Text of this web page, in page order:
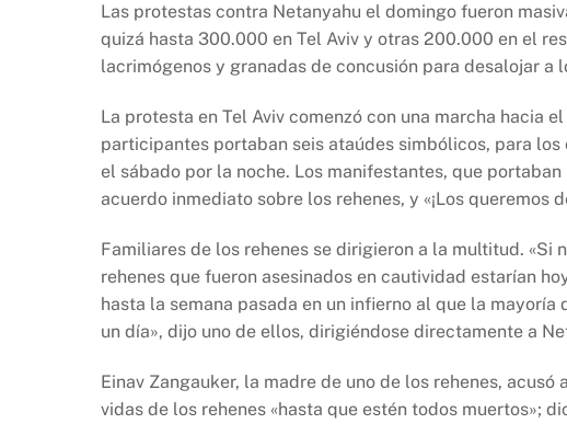
Las protestas contra Netanyahu el domingo fueron
quizá hasta 300.000 en Tel Aviv y otras 200.000 en el
lacrimógenos y granadas de concusión para desalojar
La protesta en Tel Aviv comenzó con una marcha hacia
participantes portaban seis ataúdes simbólicos, para
el sábado por la noche. Los manifestantes, que
acuerdo inmediato sobre los rehenes, y «¡Los queremos
Familiares de los rehenes se dirigieron a la multitud. «Si
rehenes que fueron asesinados en cautividad estarían
hasta la semana pasada en un infierno al que la
un día», dijo uno de ellos, dirigiéndose directamente a
Einav Zangauker, la madre de uno de los rehenes,
vidas de los rehenes «hasta que estén todos muertos»;